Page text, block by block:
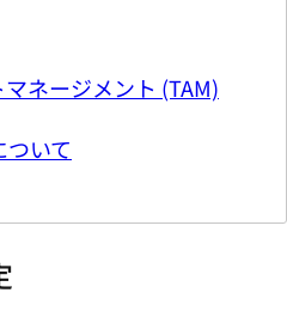
ネージメント (TAM)
いて